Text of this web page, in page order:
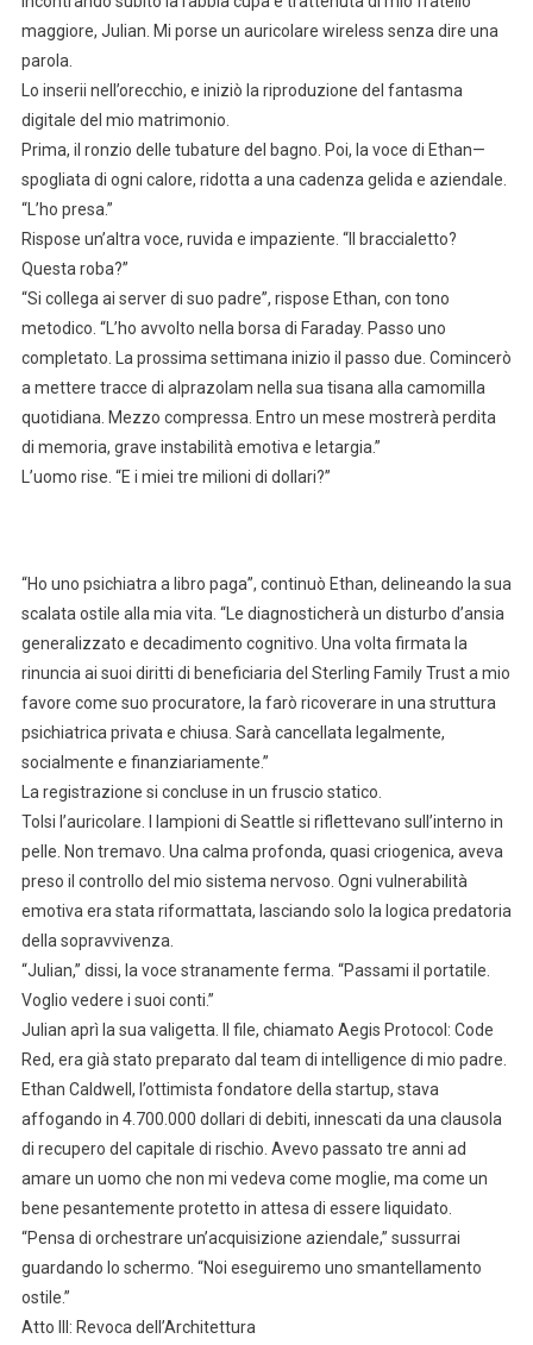
maggiore, Julian. Mi porse un auricolare wireless senza dire una
parola.
Lo inserii nell’orecchio, e iniziò la riproduzione del fantasma
digitale del mio matrimonio.
Prima, il ronzio delle tubature del bagno. Poi, la voce di Ethan—
spogliata di ogni calore, ridotta a una cadenza gelida e aziendale.
“L’ho presa.”
Rispose un’altra voce, ruvida e impaziente. “Il braccialetto?
Questa roba?”
“Si collega ai server di suo padre”, rispose Ethan, con tono
metodico. “L’ho avvolto nella borsa di Faraday. Passo uno
completato. La prossima settimana inizio il passo due. Comincerò
a mettere tracce di alprazolam nella sua tisana alla camomilla
quotidiana. Mezzo compressa. Entro un mese mostrerà perdita
di memoria, grave instabilità emotiva e letargia.”
L’uomo rise. “E i miei tre milioni di dollari?”
“Ho uno psichiatra a libro paga”, continuò Ethan, delineando la sua
scalata ostile alla mia vita. “Le diagnosticherà un disturbo d’ansia
generalizzato e decadimento cognitivo. Una volta firmata la
rinuncia ai suoi diritti di beneficiaria del Sterling Family Trust a mio
favore come suo procuratore, la farò ricoverare in una struttura
psichiatrica privata e chiusa. Sarà cancellata legalmente,
socialmente e finanziariamente.”
La registrazione si concluse in un fruscio statico.
Tolsi l’auricolare. I lampioni di Seattle si riflettevano sull’interno in
pelle. Non tremavo. Una calma profonda, quasi criogenica, aveva
preso il controllo del mio sistema nervoso. Ogni vulnerabilità
emotiva era stata riformattata, lasciando solo la logica predatoria
della sopravvivenza.
“Julian,” dissi, la voce stranamente ferma. “Passami il portatile.
Voglio vedere i suoi conti.”
Julian aprì la sua valigetta. Il file, chiamato Aegis Protocol: Code
Red, era già stato preparato dal team di intelligence di mio padre.
Ethan Caldwell, l’ottimista fondatore della startup, stava
affogando in 4.700.000 dollari di debiti, innescati da una clausola
di recupero del capitale di rischio. Avevo passato tre anni ad
amare un uomo che non mi vedeva come moglie, ma come un
bene pesantemente protetto in attesa di essere liquidato.
“Pensa di orchestrare un’acquisizione aziendale,” sussurrai
guardando lo schermo. “Noi eseguiremo uno smantellamento
ostile.”
Atto III: Revoca dell’Architettura